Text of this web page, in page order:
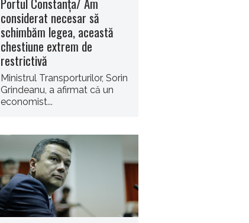
considerat necesar să
schimbăm legea, această
chestiune extrem de
restrictivă
Ministrul Transporturilor, Sorin
Grindeanu, a afirmat că un
economist...